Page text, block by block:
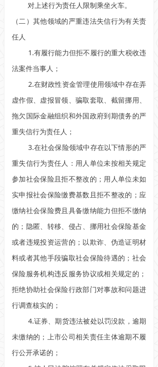
对上述行为责任人限制乘坐火车。
（二）其他领域的严重违法失信行为有关责
任人
1.有履行能力但拒不履行的重大税收违
法案件当事人；
2.在财政性资金管理使用领域中存在弄
虚作假、虚报冒领、骗取套取、截留挪用、
拖欠国际金融组织和外国政府到期债务的严
重失信行为责任人；
3.在社会保险领域中存在以下情形的严
重失信行为责任人：用人单位未按相关规定
参加社会保险且拒不整改的；用人单位未如
实申报社会保险缴费基数且拒不整改的；应
缴纳社会保险费且具备缴纳能力但拒不缴纳
的；隐匿、转移、侵占、挪用社会保险基金
或者违规投资运营的；以欺诈、伪造证明材
料或者其他手段骗取社会保险待遇的；社会
保险服务机构违反服务协议或相关规定的；
拒绝协助社会保险行政部门对事故和问题进
行调查核实的；
4.证券、期货违法被处以罚没款，逾期
未缴纳的；上市公司相关责任主体逾期不履
行公开承诺的；